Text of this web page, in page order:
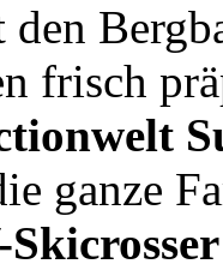
frisch
ganze
Skicrosser